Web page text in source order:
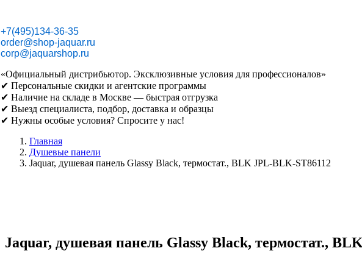
+7(495)134-36-35
order@shop-jaquar.ru
corp@jaquarshop.ru
«Официальный дистрибьютор. Эксклюзивные условия для профессионалов»
✔ Персональные скидки и агентские программы
✔ Наличие на складе в Москве — быстрая отгрузка
✔ Выезд специалиста, подбор, доставка и образцы
✔ Нужны особые условия? Спросите у нас!
Главная
Душевые панели
Jaquar, душевая панель Glassy Black, термостат., BLK JPL-BLK-ST86112
Jaquar, душевая панель Glassy Black, термостат.,